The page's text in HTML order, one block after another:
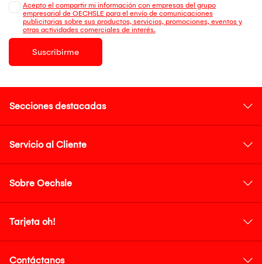
Acepto el compartir mi información con empresas del grupo
empresarial de OECHSLE para el envío de comunicaciones
publicitarias sobre sus productos, servicios, promociones, eventos y
otras actividades comerciales de interés.
Suscribirme
Secciones destacadas
Servicio al Cliente
Sobre Oechsle
Tarjeta oh!
Contáctanos